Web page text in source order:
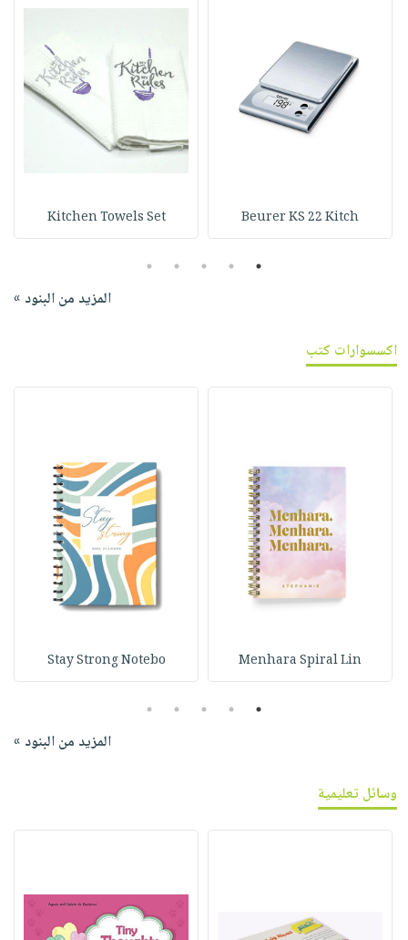
Beurer KS 22 Kitch
Kitchen Towels Set
1
2
3
4
5
المزيد من البنود »
اكسسوارات كتب
Menhara Spiral Lin
Stay Strong Notebo
1
2
3
4
5
المزيد من البنود »
وسائل تعليمية